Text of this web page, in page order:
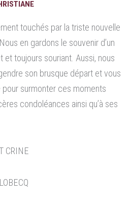
touchés par la triste nouvelle
en gardons le souvenir d’un
et toujours souriant. Aussi, nous
son brusque départ et vous
surmonter ces moments
condoléances ainsi qu’à ses
CRINE